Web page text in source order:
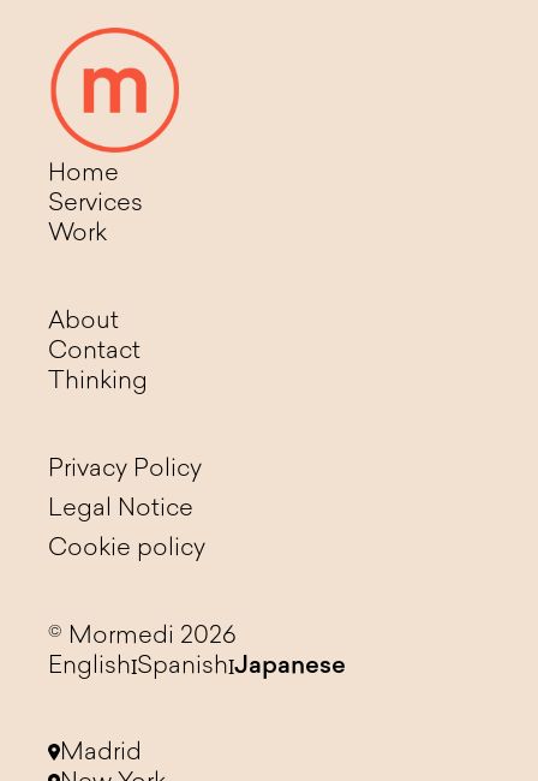
Home
Services
Work
About
Contact
Thinking
Madrid
Privacy Policy
Legal Notice
Cookie policy
© Mormedi 2026
English Spanish Japanese